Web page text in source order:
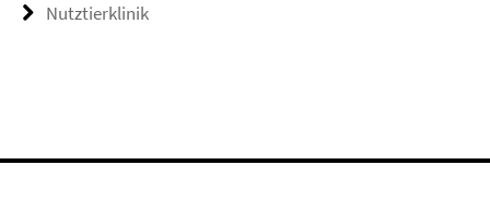
Nutztierklinik